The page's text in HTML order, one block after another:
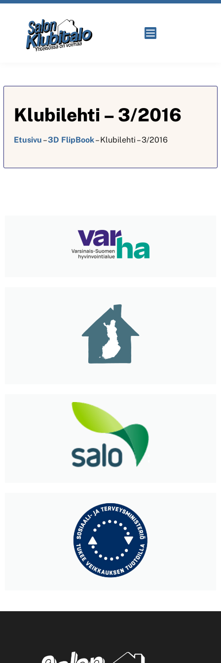
Klubilehti – 3/2016
Etusivu –3D FlipBook–Klubilehti – 3/2016